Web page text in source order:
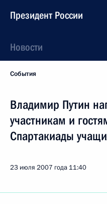
Президент России
Новости
События
Владимир Путин
участникам и
Спартакиады
23 июля 2007 года 11:40